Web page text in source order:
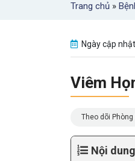
Trang chủ »
Ngày cập
Viêm
Theo dõi
Nội